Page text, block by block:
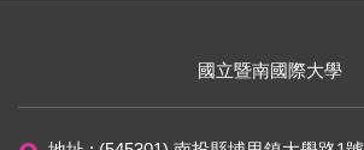
國立暨南國際大學